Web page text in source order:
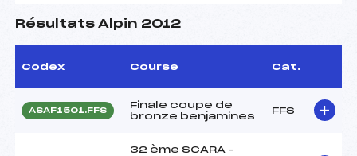
Résultats Alpin 2012
Codex Course Cat.
ASAF1501.FFS
Finale coupe de
bronze benjamines
FFS
32 ème SCARA –